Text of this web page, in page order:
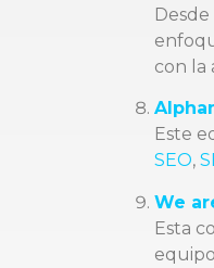
con la
Este
SEO,
We
Esta